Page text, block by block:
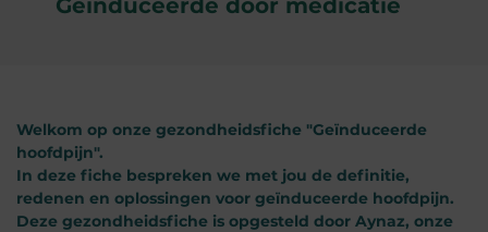
Welkom op onze gezondheidsfiche "Geïnduceerde
hoofdpijn".
In deze fiche bespreken we met jou de definitie,
redenen en oplossingen voor geïnduceerde hoofdpijn.
Deze gezondheidsfiche is opgesteld door Aynaz, onze